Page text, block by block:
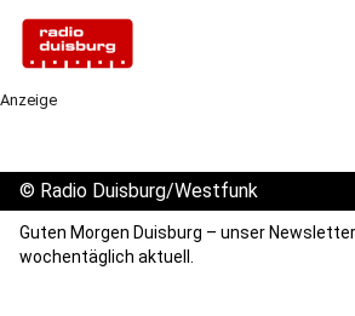
Anzeige
© Radio Duisburg/Westfunk
Guten Morgen Duisburg – unser
wochentäglich aktuell.